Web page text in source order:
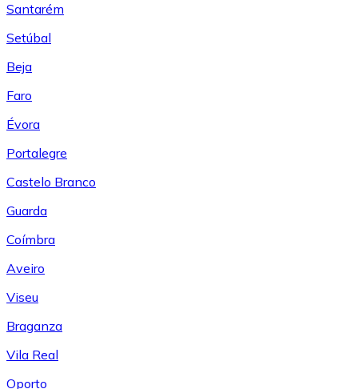
Santarém
Setúbal
Beja
Faro
Évora
Portalegre
Castelo Branco
Guarda
Coímbra
Aveiro
Viseu
Braganza
Vila Real
Oporto